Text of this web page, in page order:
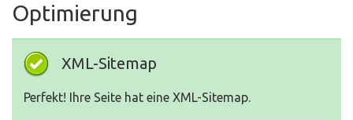
Optimierung
XML-Sitemap
Perfekt! Ihre Seite hat eine XML-Sitemap.